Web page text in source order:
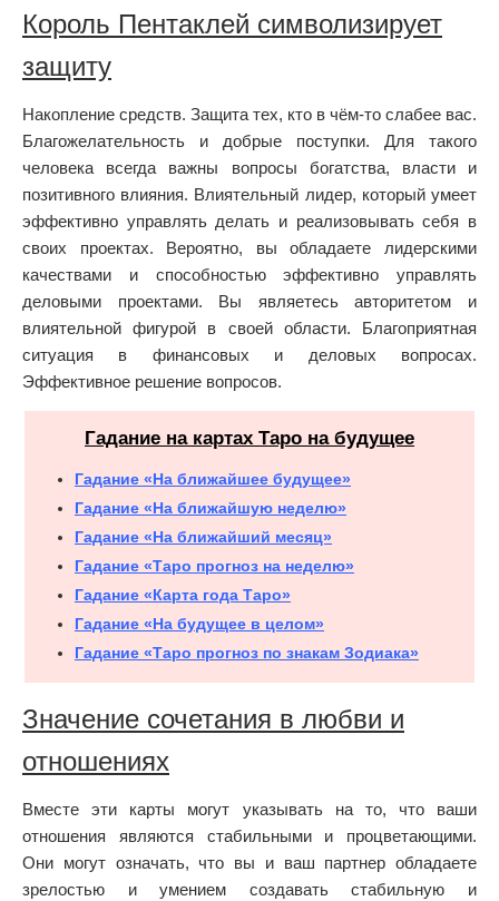
Король Пентаклей символизирует
защиту
Накопление средств. Защита тех, кто в чём-то слабее вас.
Благожелательность и добрые поступки. Для такого
человека всегда важны вопросы богатства, власти и
позитивного влияния. Влиятельный лидер, который умеет
эффективно управлять делать и реализовывать себя в
своих проектах. Вероятно, вы обладаете лидерскими
качествами и способностью эффективно управлять
деловыми проектами. Вы являетесь авторитетом и
влиятельной фигурой в своей области. Благоприятная
ситуация в финансовых и деловых вопросах.
Эффективное решение вопросов.
Гадание на картах Таро на будущее
Гадание «На ближайшее будущее»
Гадание «На ближайшую неделю»
Гадание «На ближайший месяц»
Гадание «Таро прогноз на неделю»
Гадание «Карта года Таро»
Гадание «На будущее в целом»
Гадание «Таро прогноз по знакам Зодиака»
Значение сочетания в любви и
отношениях
Вместе эти карты могут указывать на то, что ваши
отношения являются стабильными и процветающими.
Они могут означать, что вы и ваш партнер обладаете
зрелостью и умением создавать стабильную и